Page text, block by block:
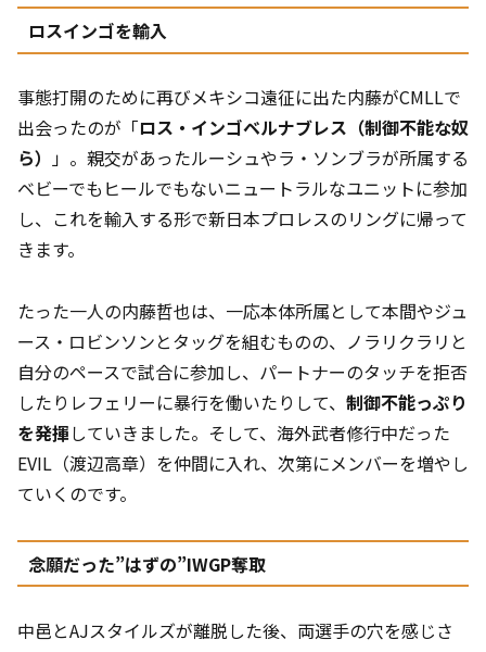
ロスインゴを輸入
事態打開のために再びメキシコ遠征に出た内藤がCMLLで
出会ったのが「ロス・インゴベルナブレス（制御不能な奴
ら） 」。親交があったルーシュやラ・ソンブラが所属する
ベビーでもヒールでもないニュートラルなユニットに参加
し、これを輸入する形で新日本プロレスのリングに帰って
きます。
たった一人の内藤哲也は、一応本体所属として本間やジュ
ース・ロビンソンとタッグを組むものの、ノラリクラリと
自分のペースで試合に参加し、パートナーのタッチを拒否
したりレフェリーに暴行を働いたりして、 制御不能っぷり
を発揮していきました。そして、海外武者修行中だった
EVIL（渡辺高章）を仲間に入れ、次第にメンバーを増やし
ていくのです。
念願だった”はずの”IWGP奪取
中邑とAJスタイルズが離脱した後、両選手の穴を感じさ